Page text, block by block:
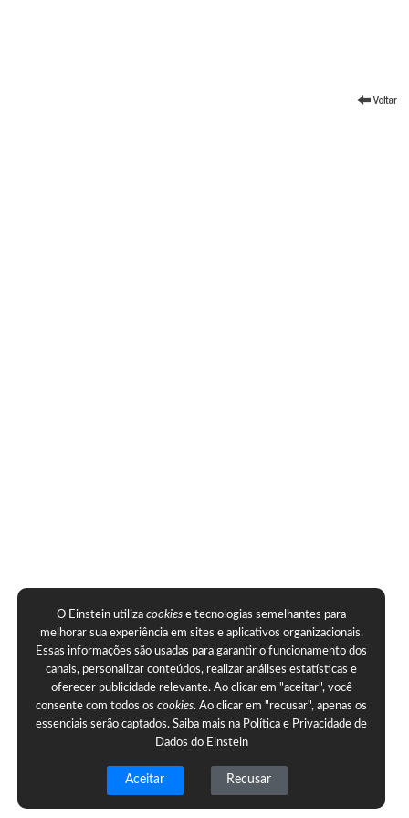
O Einstein utilizacookies e tecnologias semelhantes para
melhorar sua experiência em sites e aplicativos organizacionais.
Essas informações são usadas para garantir o funcionamento dos
canais, personalizar conteúdos, realizar análises estatísticas e
oferecer publicidade relevante. Ao clicar em "aceitar", você
consente com todos oscookies. Ao clicar em "recusar", apenas os
essenciais serão captados. Saiba mais na Política e Privacidade de
Dados do Einstein
Aceitar Recusar